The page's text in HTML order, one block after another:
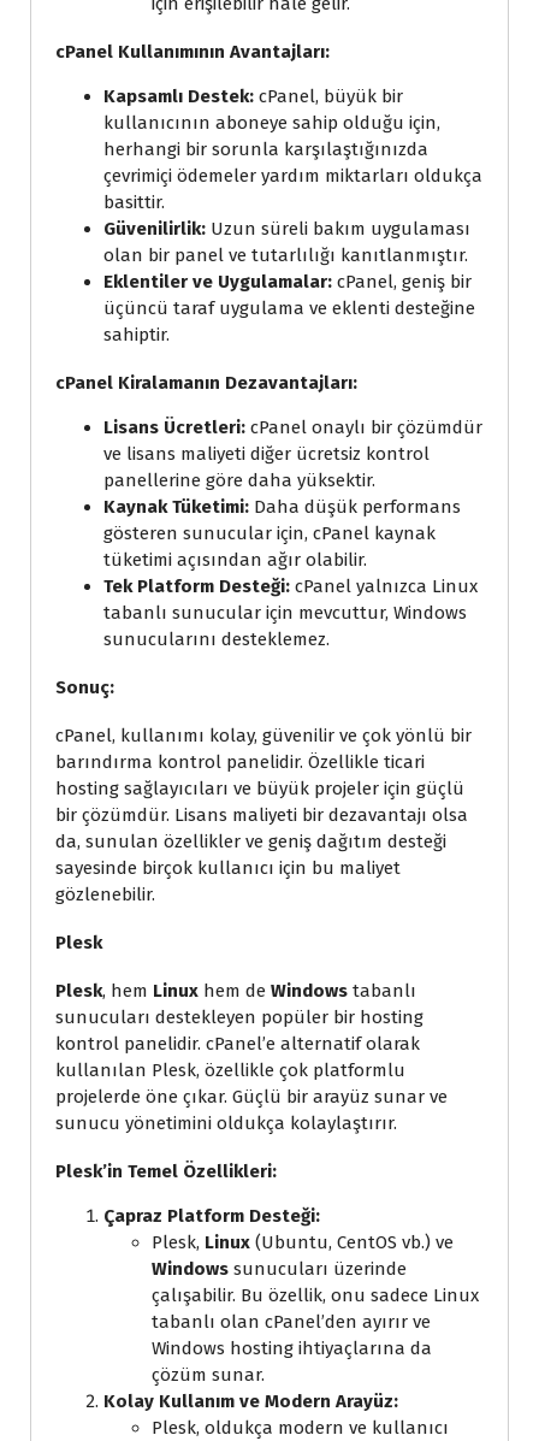
cPanel Kullanımının Avantajları:
Kapsamlı Destek: cPanel, büyük bir
kullanıcının aboneye sahip olduğu için,
herhangi bir sorunla karşılaştığınızda
çevrimiçi ödemeler yardım miktarları oldukça
basittir.
Güvenilirlik: Uzun süreli bakım uygulaması
olan bir panel ve tutarlılığı kanıtlanmıştır.
Eklentiler ve Uygulamalar: cPanel, geniş bir
üçüncü taraf uygulama ve eklenti desteğine
sahiptir.
cPanel Kiralamanın Dezavantajları:
Lisans Ücretleri: cPanel onaylı bir çözümdür
ve lisans maliyeti diğer ücretsiz kontrol
panellerine göre daha yüksektir.
Kaynak Tüketimi: Daha düşük performans
gösteren sunucular için, cPanel kaynak
tüketimi açısından ağır olabilir.
Tek Platform Desteği: cPanel yalnızca Linux
tabanlı sunucular için mevcuttur, Windows
sunucularını desteklemez.
Sonuç:
cPanel, kullanımı kolay, güvenilir ve çok yönlü bir
barındırma kontrol panelidir. Özellikle ticari
hosting sağlayıcıları ve büyük projeler için güçlü
bir çözümdür. Lisans maliyeti bir dezavantajı olsa
da, sunulan özellikler ve geniş dağıtım desteği
sayesinde birçok kullanıcı için bu maliyet
gözlenebilir.
Plesk
Plesk, hem Linux hem de Windows tabanlı
sunucuları destekleyen popüler bir hosting
kontrol panelidir. cPanel’e alternatif olarak
kullanılan Plesk, özellikle çok platformlu
projelerde öne çıkar. Güçlü bir arayüz sunar ve
sunucu yönetimini oldukça kolaylaştırır.
Plesk’in Temel Özellikleri:
Çapraz Platform Desteği:
Plesk, Linux (Ubuntu, CentOS vb.) ve
Windows sunucuları üzerinde
çalışabilir. Bu özellik, onu sadece Linux
tabanlı olan cPanel’den ayırır ve
Windows hosting ihtiyaçlarına da
çözüm sunar.
Kolay Kullanım ve Modern Arayüz:
Plesk, oldukça modern ve kullanıcı